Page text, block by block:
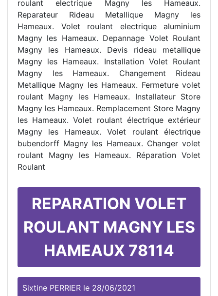
roulant electrique Magny les Hameaux.
Reparateur Rideau Metallique Magny les
Hameaux. Volet roulant electrique aluminium
Magny les Hameaux. Depannage Volet Roulant
Magny les Hameaux. Devis rideau metallique
Magny les Hameaux. Installation Volet Roulant
Magny les Hameaux. Changement Rideau
Metallique Magny les Hameaux. Fermeture volet
roulant Magny les Hameaux. Installateur Store
Magny les Hameaux. Remplacement Store Magny
les Hameaux. Volet roulant électrique extérieur
Magny les Hameaux. Volet roulant électrique
bubendorff Magny les Hameaux. Changer volet
roulant Magny les Hameaux. Réparation Volet
Roulant
REPARATION VOLET
ROULANT MAGNY LES
HAMEAUX 78114
Sixtine PERRIER le 28/06/2021